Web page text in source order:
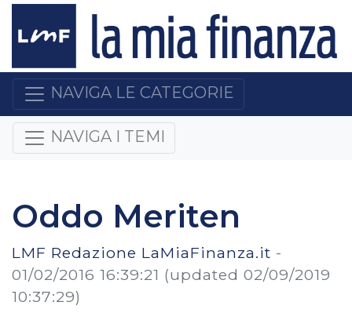
NAVIGA LE CATEGORIE
NAVIGA I TEMI
Oddo Meriten
LMF Redazione LaMiaFinanza.it -
01/02/2016 16:39:21 (updated 02/09/2019
10:37:29)